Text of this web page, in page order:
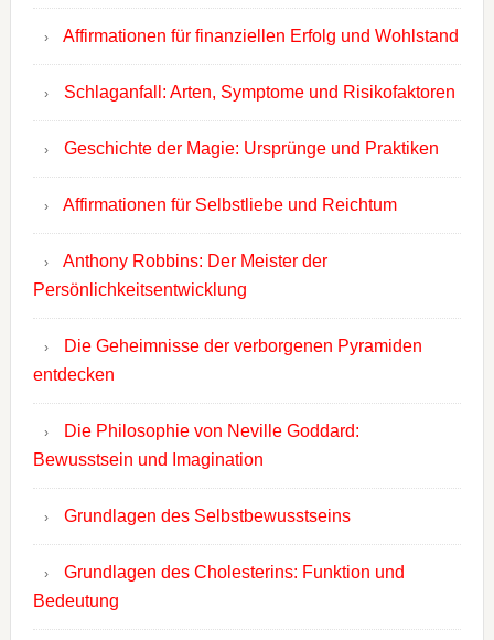
Affirmationen für finanziellen Erfolg und Wohlstand
Schlaganfall: Arten, Symptome und Risikofaktoren
Geschichte der Magie: Ursprünge und Praktiken
Affirmationen für Selbstliebe und Reichtum
Anthony Robbins: Der Meister der
Persönlichkeitsentwicklung
Die Geheimnisse der verborgenen Pyramiden
entdecken
Die Philosophie von Neville Goddard:
Bewusstsein und Imagination
Grundlagen des Selbstbewusstseins
Grundlagen des Cholesterins: Funktion und
Bedeutung